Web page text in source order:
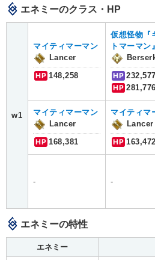
エネミーのクラス・HP
w1
マイティマーマン
Lancer
HP 148,258
仮想怪物『
トマーマン』
HP 232,577
HP 281,776
マイティマーマン
Lancer
HP 168,381
マイティマ
Lancer
HP 163,472
- -
エネミーの特性
エネミー